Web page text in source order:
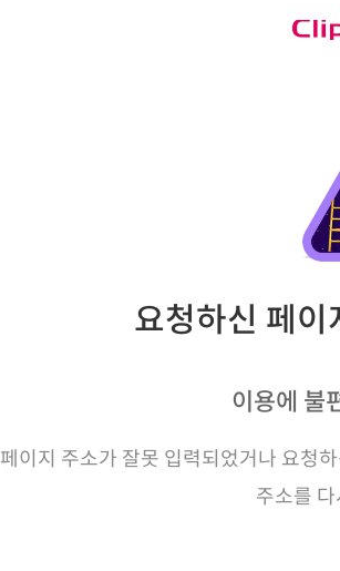
요청하신 페
이용에 불
페이지 주소가 잘못 입력되었거나 요청
주소를